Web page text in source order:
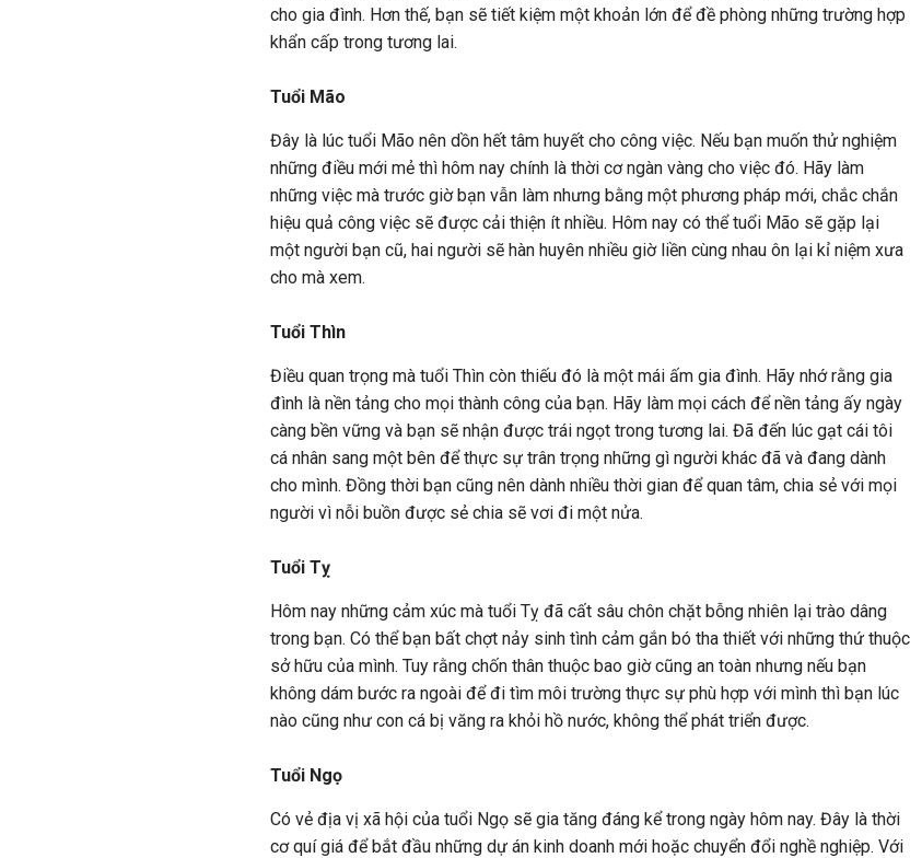
cho gia đình. Hơn thế, bạn sẽ tiết kiệm một khoản lớn để đề phòng những trường hợp
khẩn cấp trong tương lai.
Tuổi Mão
Đây là lúc tuổi Mão nên dồn hết tâm huyết cho công việc. Nếu bạn muốn thử nghiệm
những điều mới mẻ thì hôm nay chính là thời cơ ngàn vàng cho việc đó. Hãy làm
những việc mà trước giờ bạn vẫn làm nhưng bằng một phương pháp mới, chắc chắn
hiệu quả công việc sẽ được cải thiện ít nhiều. Hôm nay có thể tuổi Mão sẽ gặp lại
một người bạn cũ, hai người sẽ hàn huyên nhiều giờ liền cùng nhau ôn lại kỉ niệm xưa
cho mà xem.
Tuổi Thìn
Điều quan trọng mà tuổi Thìn còn thiếu đó là một mái ấm gia đình. Hãy nhớ rằng gia
đình là nền tảng cho mọi thành công của bạn. Hãy làm mọi cách để nền tảng ấy ngày
càng bền vững và bạn sẽ nhận được trái ngọt trong tương lai. Đã đến lúc gạt cái tôi
cá nhân sang một bên để thực sự trân trọng những gì người khác đã và đang dành
cho mình. Đồng thời bạn cũng nên dành nhiều thời gian để quan tâm, chia sẻ với mọi
người vì nỗi buồn được sẻ chia sẽ vơi đi một nửa.
Tuổi Tỵ
Hôm nay những cảm xúc mà tuổi Tỵ đã cất sâu chôn chặt bỗng nhiên lại trào dâng
trong bạn. Có thể bạn bất chợt nảy sinh tình cảm gắn bó tha thiết với những thứ thuộc
sở hữu của mình. Tuy rằng chốn thân thuộc bao giờ cũng an toàn nhưng nếu bạn
không dám bước ra ngoài để đi tìm môi trường thực sự phù hợp với mình thì bạn lúc
nào cũng như con cá bị văng ra khỏi hồ nước, không thể phát triển được.
Tuổi Ngọ
Có vẻ địa vị xã hội của tuổi Ngọ sẽ gia tăng đáng kể trong ngày hôm nay. Đây là thời
cơ quí giá để bắt đầu những dự án kinh doanh mới hoặc chuyển đổi nghề nghiệp. Với